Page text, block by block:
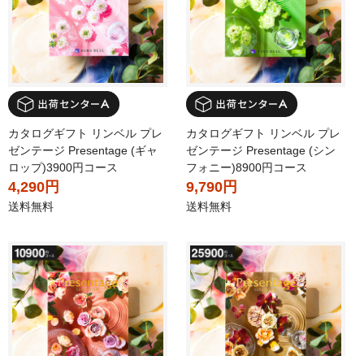
カタログギフト リンベル プレ
ゼンテージ Presentage (ギャ
ロップ)3900円コース
4,290円
送料無料
カタログギフト リンベル プレ
ゼンテージ Presentage (シン
フォニー)8900円コース
9,790円
送料無料